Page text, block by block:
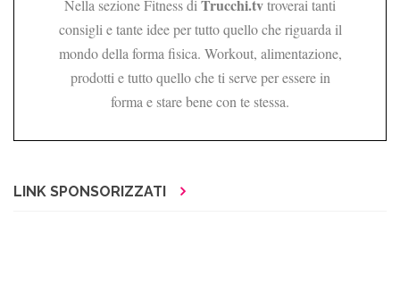
Nella sezione Fitness di Trucchi.tvtroverai tanti
consigli e tante idee per tutto quello che riguarda il
mondo della forma fisica. Workout, alimentazione,
prodotti e tutto quello che ti serve per essere in
forma e stare bene con te stessa.
LINK SPONSORIZZATI